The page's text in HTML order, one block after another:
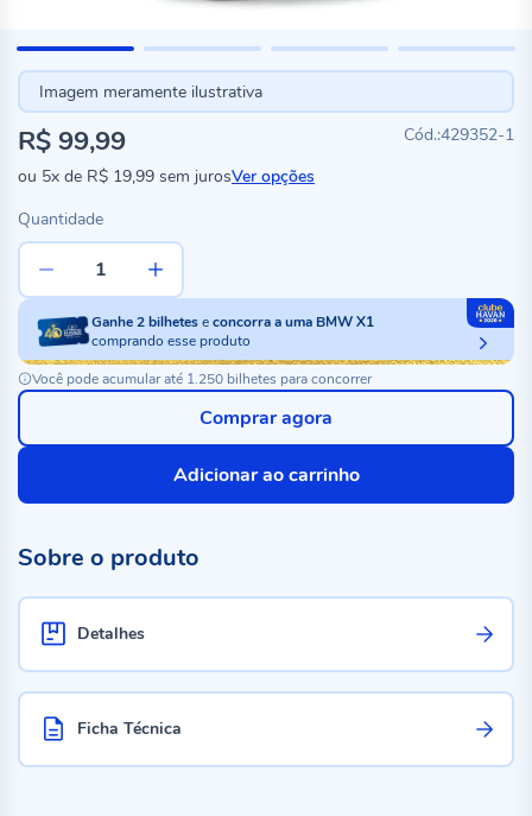
Imagem meramente ilustrativa
429352-1
R$ 99,99
ou 5x de R$ 19,99 sem jurosVer opções
Quantidade
Ganhe2bilheteseconcorra a uma BMW X1
comprando esse produto
Você pode acumular até 1.250 bilhetes para concorrer
Adicionar ao carrinho
Comprar agora
Sobre o produto
Detalhes
Ficha Técnica